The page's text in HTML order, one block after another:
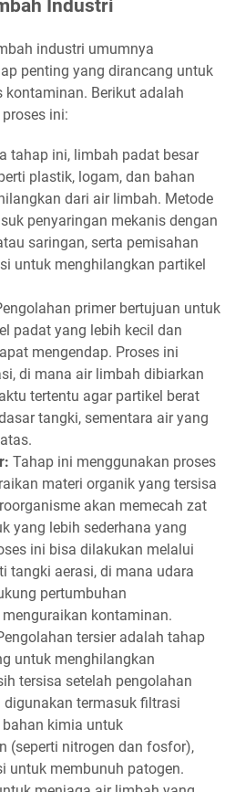
Industri
industri umumnya
penting yang dirancang untuk
kontaminan. Berikut adalah
ini:
tahap ini, limbah padat besar
plastik, logam, dan bahan
dari air limbah. Metode
penyaringan mekanis dengan
saringan, serta pemisahan
untuk menghilangkan partikel
primer bertujuan untuk
padat yang lebih kecil dan
mengendap. Proses ini
di mana air limbah dibiarkan
tertentu agar partikel berat
tangki, sementara air yang
Tahap ini menggunakan proses
materi organik yang tersisa
akan memecah zat
yang lebih sederhana yang
ini bisa dilakukan melalui
tangki aerasi, di mana udara
pertumbuhan
kontaminan.
tersier adalah tahap
untuk menghilangkan
tersisa setelah pengolahan
digunakan termasuk filtrasi
kimia untuk
(seperti nitrogen dan fosfor),
untuk membunuh patogen.